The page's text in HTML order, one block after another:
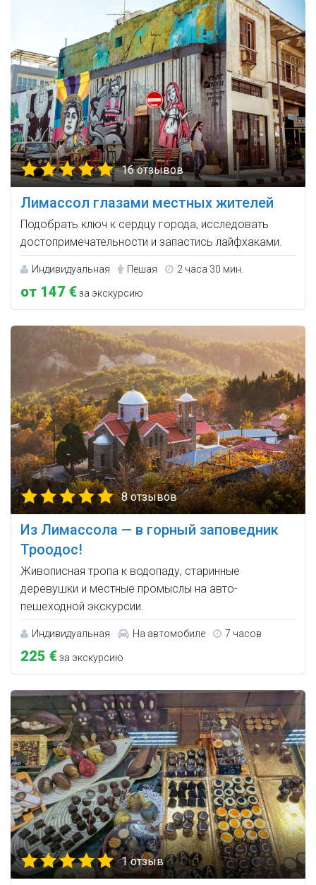
16 отзывов
Лимассол глазами местных жителей
Подобрать ключ к сердцу города, исследовать
достопримечательности и запастись лайфхаками.
Индивидуальная Пешая 2 часа 30 мин.
от 147 €за экскурсию
8 отзывов
Из Лимассола — в горный заповедник
Троодос!
Живописная тропа к водопаду, старинные
деревушки и местные промыслы на авто-
пешеходной экскурсии.
Индивидуальная На автомобиле 7 часов
225 €за экскурсию
1 отзыв